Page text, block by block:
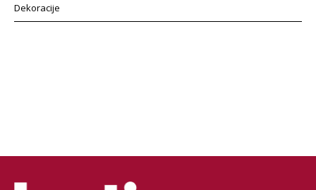
Dekoracije